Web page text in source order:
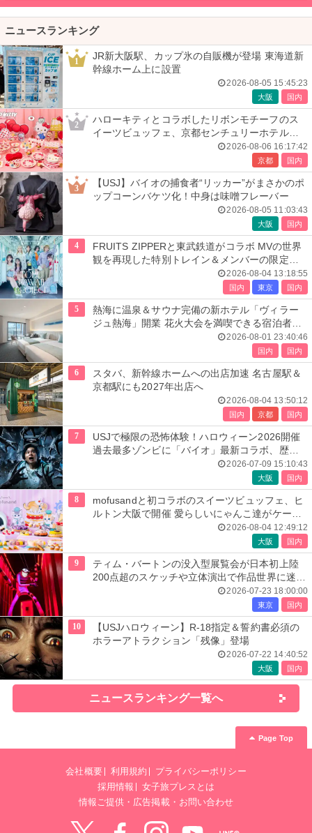
ニュースランキング
1
JR新大阪駅、カップ氷の自販機が登場 東海道新
幹線ホーム上に設置
2026-08-05 15:45:23
大阪 国内
2
ハローキティとコラボしたリボンモチーフのス
イーツビュッフェ、京都センチュリーホテルで
2026-08-06 16:17:42
京都 国内
3
【USJ】バイオの捕食者“リッカー”がまさかのポ
ップコーンバケツ化！中身は味噌フレーバー
2026-08-05 11:03:43
大阪 国内
4
FRUITS ZIPPERと東武鉄道がコラボ MVの世界
観を再現した特別トレイン＆メンバーの限定ア
2026-08-04 13:18:55
国内 東京 国内
5
熱海に温泉＆サウナ完備の新ホテル「ヴィラー
ジュ熱海」開業 花火大会を満喫できる宿泊者専
2026-08-01 23:40:46
国内 国内
6
スタバ、新幹線ホームへの出店加速 名古屋駅＆
京都駅にも2027年出店へ
2026-08-04 13:50:12
国内 京都 国内
7
USJで極限の恐怖体験！ハロウィーン2026開催
過去最多ゾンビに「バイオ」最新コラボ、歴代
2026-07-09 15:10:43
大阪 国内
8
mofusandと初コラボのスイーツビュッフェ、ヒ
ルトン大阪で開催 愛らしいにゃんこ達がケーキ
2026-08-04 12:49:12
大阪 国内
9
ティム・バートンの没入型展覧会が日本初上陸
200点超のスケッチや立体演出で作品世界に迷い
2026-07-23 18:00:00
東京 国内
10
【USJハロウィーン】R-18指定＆誓約書必須の
ホラーアトラクション「残像」登場
2026-07-22 14:40:52
大阪 国内
ニュースランキング一覧へ
Page Top
会社概要 利用規約
プライバシーポリシー
採用情報
女子旅プレスとは
情報ご提供・広告掲載・お問い合わせ